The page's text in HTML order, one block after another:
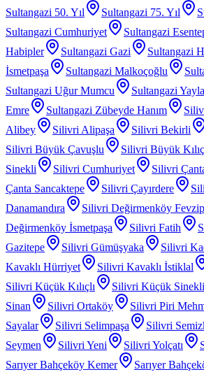
Sultangazi 50. Yıl
Sultangazi 75. Yıl
Sultangazi Cumhuriyet
Sultangazi
Habipler
Sultangazi Gazi Sultangazi
İsmetpaşa
Sultangazi Malkoçoğlu
Sultangazi Uğur Mumcu
Sultangazi Yayla
Emre
Sultangazi Zübeyde Hanım
Alibey
Silivri Alipaşa Silivri Bekirli
Silivri Büyük Çavuşlu
Silivri Büyük
Sinekli
Silivri Cumhuriyet Silivri
Çanta Sancaktepe
Silivri Çayırdere
Danamandıra
Silivri Değirmenköy
Değirmenköy İsmetpaşa
Silivri Fatih
Gazitepe
Silivri Gümüşyaka Silivri
Kavaklı Hürriyet
Silivri Kavaklı İstiklal
Silivri Küçük Kılıçlı
Silivri Küçük Sinekli
Sinan
Silivri Ortaköy Silivri Piri
Sayalar
Silivri Selimpaşa Silivri
Seymen
Silivri Yeni Silivri Yolçatı
Sarıyer Bahçeköy Kemer
Sarıyer